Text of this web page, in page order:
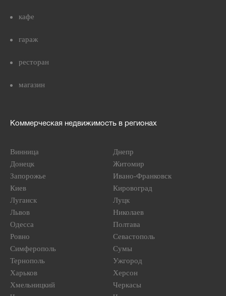
кафе
гараж
ресторан
магазин
Коммерческая недвижимость в регионах
Винница
Днепр
Донецк
Житомир
Запорожье
Ивано-Франковск
Киев
Кировоград
Луганск
Луцк
Львов
Николаев
Одесса
Полтава
Ровно
Севастополь
Симферополь
Сумы
Тернополь
Ужгород
Харьков
Херсон
Хмельницкий
Черкасы